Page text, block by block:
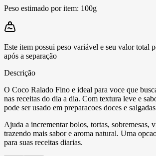
Peso estimado por item: 100g
Este item possui peso variável e seu valor total
após a separação
Descrição
O Coco Ralado Fino e ideal para voce que
nas receitas do dia a dia. Com textura leve e
pode ser usado em preparacoes doces e
Ajuda a incrementar bolos, tortas, sobremesas,
trazendo mais sabor e aroma natural. Uma
para suas receitas diarias.